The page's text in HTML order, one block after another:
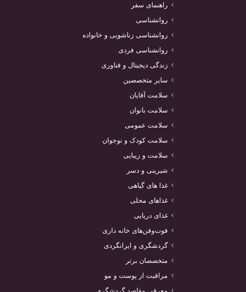
راهنمای سفر
روانشناسی
روانشناسی زناشویی و خانواده
روانشناسی فردی
زندگی دیجیتال و فناوری
سایر متخصصین
سلامت آقایان
سلامت بانوان
سلامت عمومی
سلامت کودک و نوجوان
سلامت و زیبایی
شیرینی و دسر
غذا های گیاهی
غذاهای محلی
غذای دریایی
فوت‌وفن‌های خانه داری
گردشگری و ایرانگردی
متخصصان برتر
مراقبت از پوست و مو